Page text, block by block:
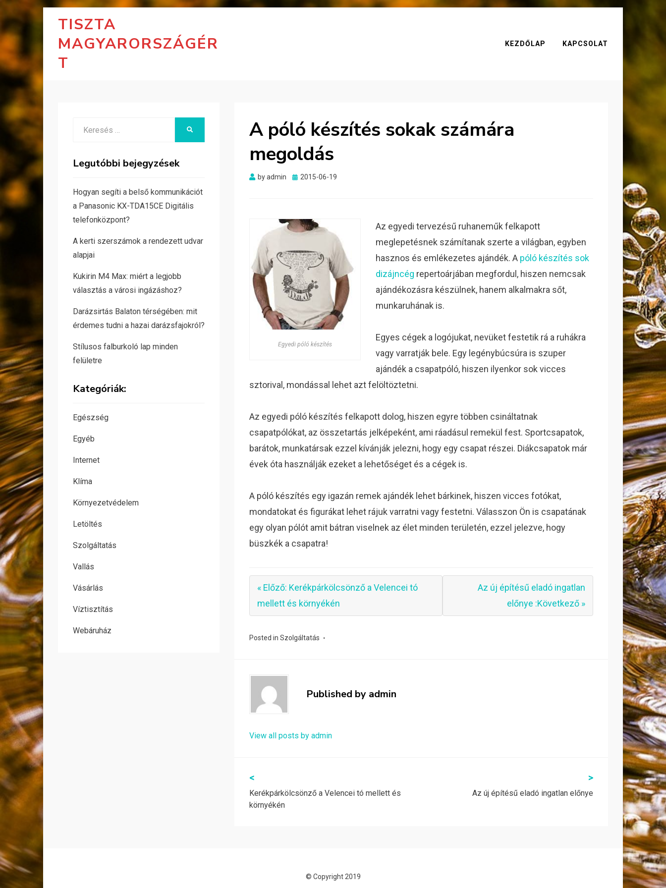
TISZTA
MAGYARORSZÁGÉR
T
KEZDŐLAP KAPCSOLAT
A póló készítés sokak számára
megoldás
byadmin
Posted
2015-06-19
Egyedi póló készítés
Az egyedi tervezésű ruhaneműk felkapott
meglepetésnek számítanak szerte a világban, egyben
hasznos és emlékezetes ajándék. A póló készítés sok
dizájncég repertoárjában megfordul, hiszen nemcsak
ajándékozásra készülnek, hanem alkalmakra sőt,
munkaruhának is.
Egyes cégek a logójukat, nevüket festetik rá a ruhákra
vagy varratják bele. Egy legénybúcsúra is szuper
ajándék a csapatpóló, hiszen ilyenkor sok vicces
sztorival, mondással lehet azt felöltöztetni.
Az egyedi póló készítés felkapott dolog, hiszen egyre többen csináltatnak
csapatpólókat, az összetartás jelképeként, ami ráadásul remekül fest. Sportcsapatok,
barátok, munkatársak ezzel kívánják jelezni, hogy egy csapat részei. Diákcsapatok már
évek óta használják ezeket a lehetőséget és a cégek is.
A póló készítés egy igazán remek ajándék lehet bárkinek, hiszen vicces fotókat,
mondatokat és figurákat lehet rájuk varratni vagy festetni. Válasszon Ön is csapatának
egy olyan pólót amit bátran viselnek az élet minden területén, ezzel jelezve, hogy
büszkék a csapatra!
« Előző: Kerékpárkölcsönző a Velencei tó
mellett és környékén
Az új építésű eladó ingatlan
előnye :Következő »
Posted inSzolgáltatás
Published by admin
View all posts by admin
Bejegyzés
navigáció
<
Kerékpárkölcsönző a Velencei tó mellett és
környékén
>
Az új építésű eladó ingatlan előnye
Legutóbbi bejegyzések
Hogyan segíti a belső kommunikációt
a Panasonic KX-TDA15CE Digitális
telefonközpont?
A kerti szerszámok a rendezett udvar
alapjai
Kukirin M4 Max: miért a legjobb
választás a városi ingázáshoz?
Darázsirtás Balaton térségében: mit
érdemes tudni a hazai darázsfajokról?
Stílusos falburkoló lap minden
felületre
Kategóriák:
Egészség
Egyéb
Internet
Klíma
Környezetvédelem
Letöltés
Szolgáltatás
Vallás
Vásárlás
Víztisztítás
Webáruház
© Copyright 2019